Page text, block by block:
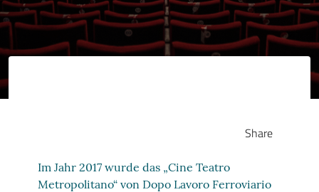
Share
Im Jahr 2017 wurde das „Cine Teatro
Metropolitano“ von Dopo Lavoro Ferroviario